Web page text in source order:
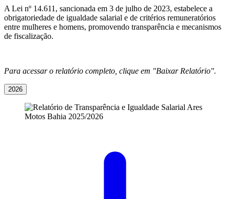
A Lei nº 14.611, sancionada em 3 de julho de 2023, estabelece a
obrigatoriedade de igualdade salarial e de critérios remuneratórios
entre mulheres e homens, promovendo transparência e mecanismos
de fiscalização.
Para acessar o relatório completo, clique em "Baixar Relatório".
2026